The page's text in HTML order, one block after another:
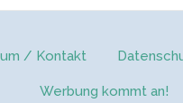
/ Kontakt
Werbung kommt an!